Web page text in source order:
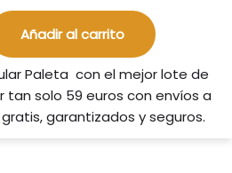
Añadir al carrito
Paleta con el mejor lote de
tan solo 59 euros con envíos a
garantizados y seguros.